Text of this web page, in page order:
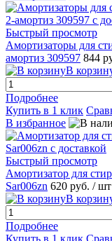
Быстрый просмотр
Амортизаторы для
амортиз 309597 844
В
Подробнее
Купить в 1 клик
В избранное
Быстрый просмотр
Амортизатор для
Sar006zn 620 руб. / шт
В
Подробнее
Купить в 1 клик